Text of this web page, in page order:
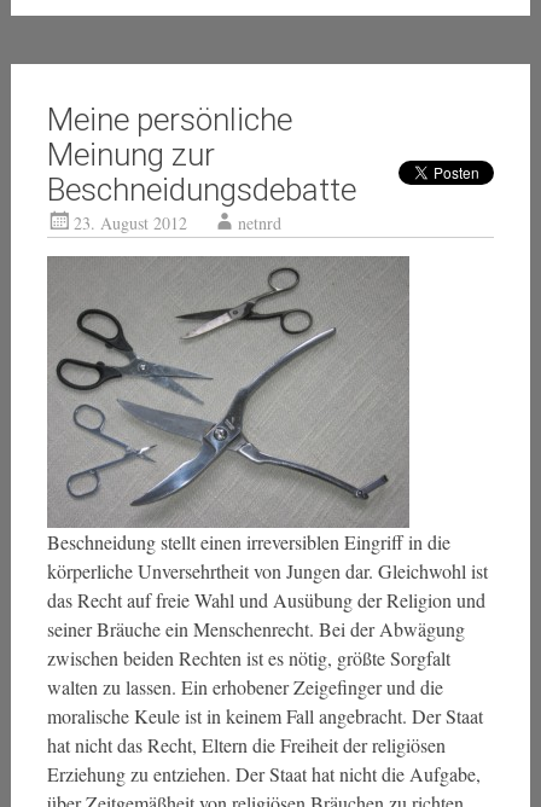
Meine persönliche
Meinung zur
Beschneidungsdebatte
23. August 2012 netnrd
Beschneidung stellt einen irreversiblen Eingriff in die
körperliche Unversehrtheit von Jungen dar. Gleichwohl ist
das Recht auf freie Wahl und Ausübung der Religion und
seiner Bräuche ein Menschenrecht. Bei der Abwägung
zwischen beiden Rechten ist es nötig, größte Sorgfalt
walten zu lassen. Ein erhobener Zeigefinger und die
moralische Keule ist in keinem Fall angebracht. Der Staat
hat nicht das Recht, Eltern die Freiheit der religiösen
Erziehung zu entziehen. Der Staat hat nicht die Aufgabe,